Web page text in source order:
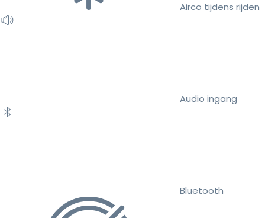
Airco tijdens rijden
Audio ingang
Bluetooth